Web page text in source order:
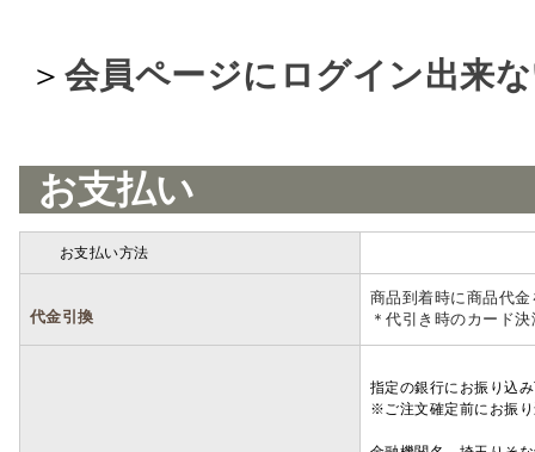
＞ 会員ページにログイン出来
お支払い
お支払い方法
代金引換
商品到着時に商品代
＊代引き時のカード
指定の銀行にお振り込
※ご注文確定前にお振